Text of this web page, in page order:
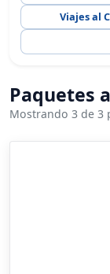
Viajes al
Paquetes
Mostrando 3 de 3